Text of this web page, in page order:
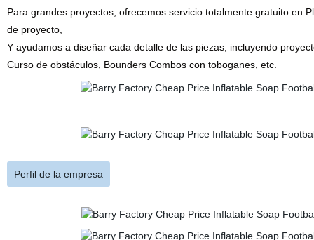
Para grandes proyectos, ofrecemos servicio totalmente gratuito en
de proyecto,
Y ayudamos a diseñar cada detalle de las piezas, incluyendo
Curso de obstáculos, Bounders Combos con toboganes, etc.
Perfil de la empresa